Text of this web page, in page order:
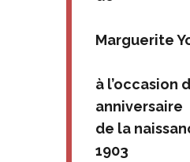
Marguerite
à l’occasion
anniversaire
de la
1903